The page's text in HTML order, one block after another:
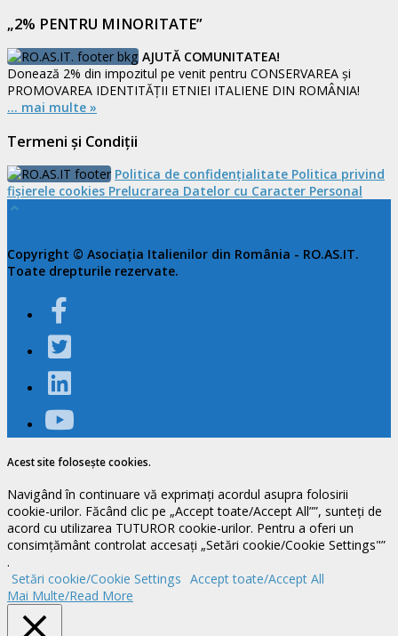
„2% PENTRU MINORITATE”
AJUTĂ COMUNITATEA!
Donează 2% din impozitul pe venit pentru CONSERVAREA și
PROMOVAREA IDENTITĂȚII ETNIEI ITALIENE DIN ROMÂNIA!
... mai multe »
Termeni și Condiții
Politica de confidențialitate Politica privind
fișierele cookies Prelucrarea Datelor cu Caracter Personal
Copyright © Asociația Italienilor din România - RO.AS.IT.
Toate drepturile rezervate.
Acest site folosește cookies.
Navigând în continuare vă exprimați acordul asupra folosirii
cookie-urilor. Făcând clic pe „Accept toate/Accept All””, sunteți de
acord cu utilizarea TUTUROR cookie-urilor. Pentru a oferi un
consimțământ controlat accesați „Setări cookie/Cookie Settings"”
.
Setări cookie/Cookie Settings Accept toate/Accept All
Mai Multe/Read More